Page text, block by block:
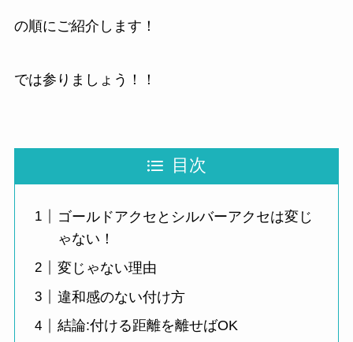
の順にご紹介します！
では参りましょう！！
目次
ゴールドアクセとシルバーアクセは変じ
ゃない！
変じゃない理由
違和感のない付け方
結論:付ける距離を離せばOK